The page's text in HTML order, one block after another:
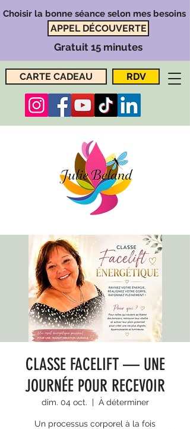
CARTE CADEAU RDV
Choisir la bonne séance selon mes besoins
APPEL DÉCOUVERTE
Gratuit 15 minutes
CLASSE FACELIFT — UNE
JOURNÉE POUR RECEVOIR
dim. 04 oct.
  |
À déterminer
Un processus corporel à la fois